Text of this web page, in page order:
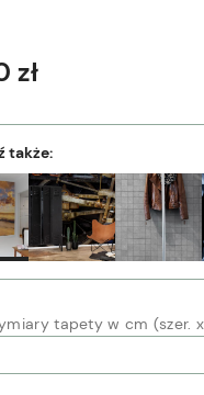
zł
także:
tapety w cm (szer.